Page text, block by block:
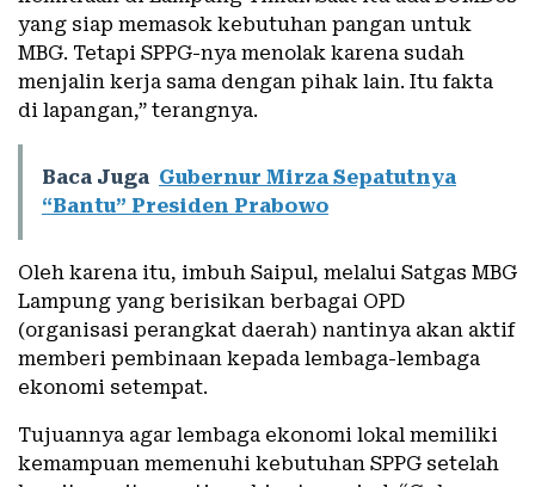
yang siap memasok kebutuhan pangan untuk
MBG. Tetapi SPPG-nya menolak karena sudah
menjalin kerja sama dengan pihak lain. Itu fakta
di lapangan,” terangnya.
Baca Juga Gubernur Mirza Sepatutnya
“Bantu” Presiden Prabowo
Oleh karena itu, imbuh Saipul, melalui Satgas MBG
Lampung yang berisikan berbagai OPD
(organisasi perangkat daerah) nantinya akan aktif
memberi pembinaan kepada lembaga-lembaga
ekonomi setempat.
Tujuannya agar lembaga ekonomi lokal memiliki
kemampuan memenuhi kebutuhan SPPG setelah